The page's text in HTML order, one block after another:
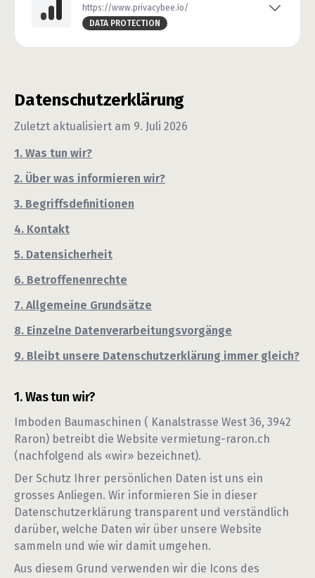
https://www.privacybee.io/
DATA PROTECTION
Datenschutzerklärung
Zuletzt aktualisiert am 9. Juli 2026
1. Was tun wir?
2. Über was informieren wir?
3. Begriffsdefinitionen
4. Kontakt
5. Datensicherheit
6. Betroffenenrechte
7. Allgemeine Grundsätze
8. Einzelne Datenverarbeitungsvorgänge
9. Bleibt unsere Datenschutzerklärung immer gleich?
Was tun wir?
Imboden Baumaschinen ( Kanalstrasse West 36, 3942
Raron) betreibt die Website vermietung-raron.ch
(nachfolgend als «wir» bezeichnet).
Der Schutz Ihrer persönlichen Daten ist uns ein
grosses Anliegen. Wir informieren Sie in dieser
Datenschutzerklärung transparent und verständlich
darüber, welche Daten wir über unsere Website
sammeln und wie wir damit umgehen.
Aus diesem Grund verwenden wir die Icons des